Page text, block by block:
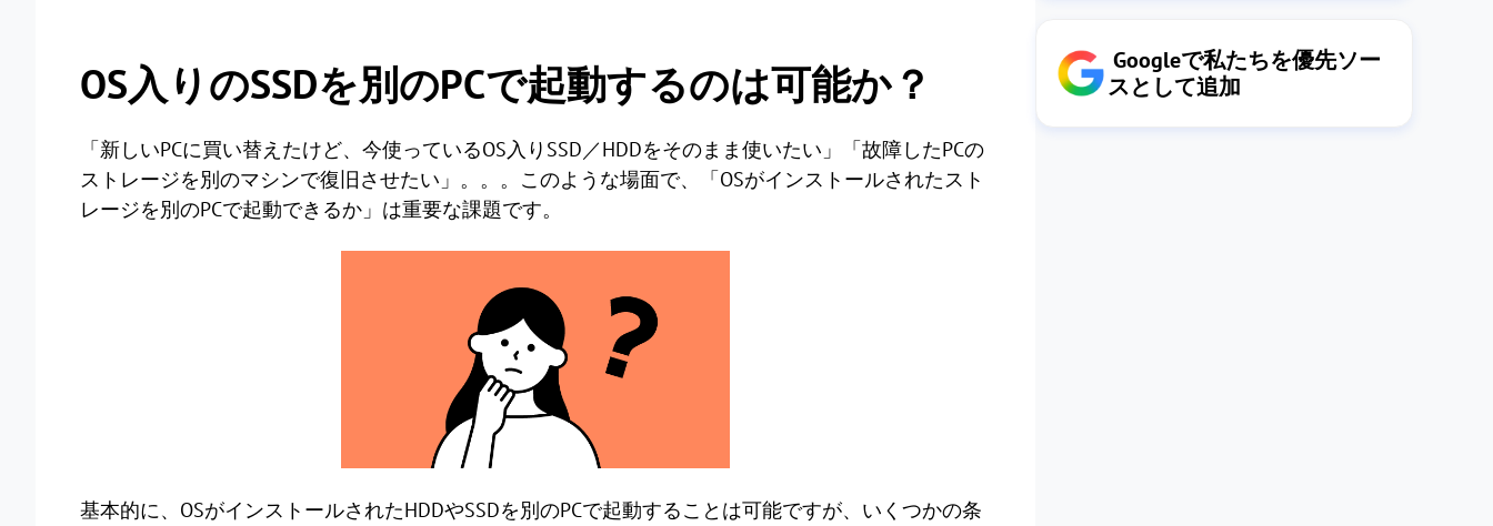
OS入りのSSDを別のPCで起動するのは可能か？
「新しいPCに買い替えたけど、今使っているOS入りSSD／HDDをそのまま使いたい」「故障したPCの
ストレージを別のマシンで復旧させたい」。。。このような場面で、「OSがインストールされたスト
レージを別のPCで起動できるか」は重要な課題です。
基本的に、OSがインストールされたHDDやSSDを別のPCで起動することは可能ですが、いくつかの条
Googleで私たちを優先ソー
スとして追加